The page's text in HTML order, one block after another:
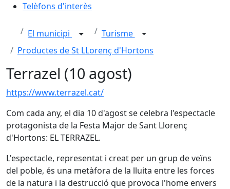
Telèfons d'interès
El municipi
Turisme
Productes de St LLorenç d'Hortons
Terrazel (10 agost)
https://www.terrazel.cat/
Com cada any, el dia 10 d'agost se celebra l'espectacle
protagonista de la Festa Major de Sant Llorenç
d'Hortons: EL TERRAZEL.
L'espectacle, representat i creat per un grup de veïns
del poble, és una metàfora de la lluita entre les forces
de la natura i la destrucció que provoca l'home envers